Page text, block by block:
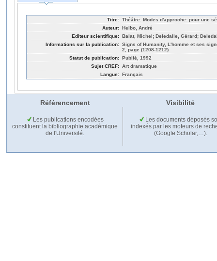
Titre: Théâtre. Modes d'approche: pour une
Auteur: Helbo, André
Editeur scientifique: Balat, Michel; Deledalle, Gérard;
Informations sur la publication: Signs of Humanity, L'homme et ses
2, page (1208-1212)
Statut de publication: Publié, 1992
Sujet CREF: Art dramatique
Langue: Français
Référencement Visibilité
Les publications encodées
constituent la bibliographie académique
de l'Université.
Les documents déposés
indexés par les moteurs de
(Google Scholar,…).